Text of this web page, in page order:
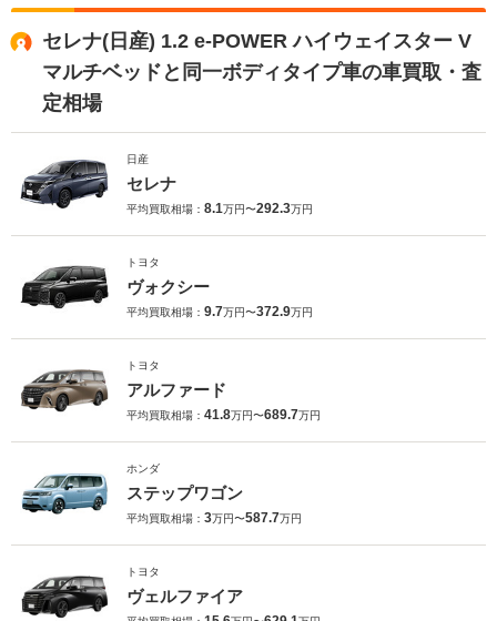
セレナ(日産) 1.2 e-POWER ハイウェイスター V
マルチベッドと同一ボディタイプ車の車買取・査
定相場
日産
セレナ
平均買取相場： 8.1万円〜292.3万円
トヨタ
ヴォクシー
平均買取相場： 9.7万円〜372.9万円
トヨタ
アルファード
平均買取相場： 41.8万円〜689.7万円
ホンダ
ステップワゴン
平均買取相場： 3万円〜587.7万円
トヨタ
ヴェルファイア